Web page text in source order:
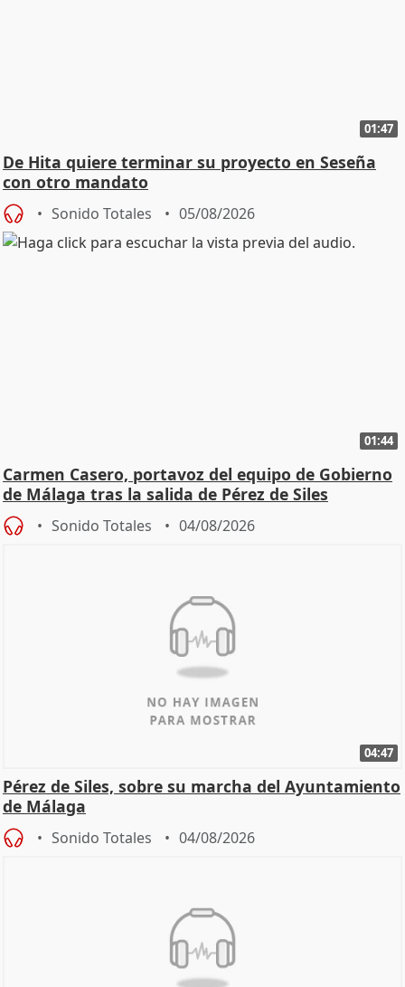
01:47
De Hita quiere terminar su proyecto en Seseña
con otro mandato
Sonido Totales 05/08/2026
01:44
Carmen Casero, portavoz del equipo de Gobierno
de Málaga tras la salida de Pérez de Siles
Sonido Totales 04/08/2026
04:47
Pérez de Siles, sobre su marcha del Ayuntamiento
de Málaga
Sonido Totales 04/08/2026